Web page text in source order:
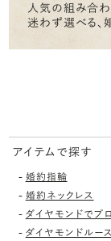
人気の組み合
迷わず選べる、
アイテムで探す
- 婚約指輪
- 婚約ネックレス
- ダイヤモンドでプ
- ダイヤモンドルース